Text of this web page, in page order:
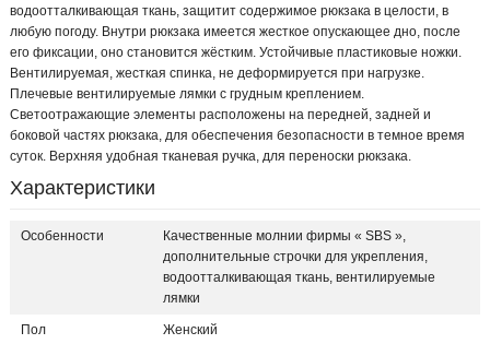
водоотталкивающая ткань, защитит содержимое рюкзака в целости, в
любую погоду. Внутри рюкзака имеется жесткое опускающее дно, после
его фиксации, оно становится жёстким. Устойчивые пластиковые ножки.
Вентилируемая, жесткая спинка, не деформируется при нагрузке.
Плечевые вентилируемые лямки с грудным креплением.
Светоотражающие элементы расположены на передней, задней и
боковой частях рюкзака, для обеспечения безопасности в темное время
суток. Верхняя удобная тканевая ручка, для переноски рюкзака.
Характеристики
Особенности
Качественные молнии фирмы « SBS »,
дополнительные строчки для укрепления,
водоотталкивающая ткань, вентилируемые
лямки
Пол Женский